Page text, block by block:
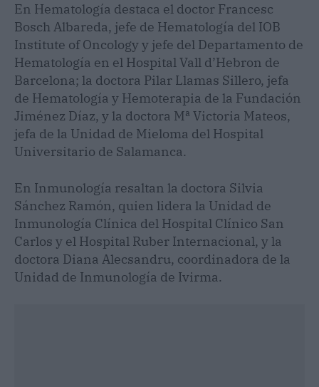
En Hematología destaca el doctor Francesc
Bosch Albareda, jefe de Hematología del IOB
Institute of Oncology y jefe del Departamento de
Hematología en el Hospital Vall d’Hebron de
Barcelona; la doctora Pilar Llamas Sillero, jefa
de Hematología y Hemoterapia de la Fundación
Jiménez Díaz, y la doctora Mª Victoria Mateos,
jefa de la Unidad de Mieloma del Hospital
Universitario de Salamanca.
En Inmunología resaltan la doctora Silvia
Sánchez Ramón, quien lidera la Unidad de
Inmunología Clínica del Hospital Clínico San
Carlos y el Hospital Ruber Internacional, y la
doctora Diana Alecsandru, coordinadora de la
Unidad de Inmunología de Ivirma.